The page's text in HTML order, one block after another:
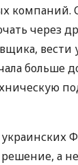
через
больше
а